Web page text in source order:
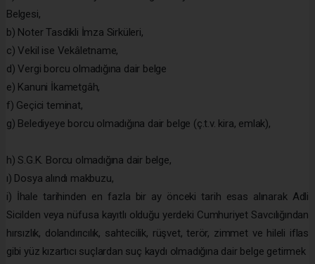
Belgesi,
b) Noter Tasdikli İmza Sirküleri,
c) Vekil ise Vekâletname,
d) Vergi borcu olmadığına dair belge
e) Kanuni İkametgâh,
f) Geçici teminat,
g) Belediyeye borcu olmadığına dair belge (ç.t.v. kira, emlak),
h) S.G.K. Borcu olmadığına dair belge,
ı) Dosya alındı makbuzu,
i) İhale tarihinden en fazla bir ay önceki tarih esas alınarak Adli
Sicilden veya nüfusa kayıtlı olduğu yerdeki Cumhuriyet Savcılığından
hırsızlık, dolandırıcılık, sahtecilik, rüşvet, terör, zimmet ve hileli iflas
gibi yüz kızartıcı suçlardan suç kaydı olmadığına dair belge getirmek